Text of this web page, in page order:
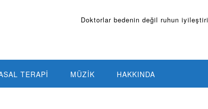
Doktorlar bedenin değil ruhun
TERAPI MÜZIK HAKKINDA